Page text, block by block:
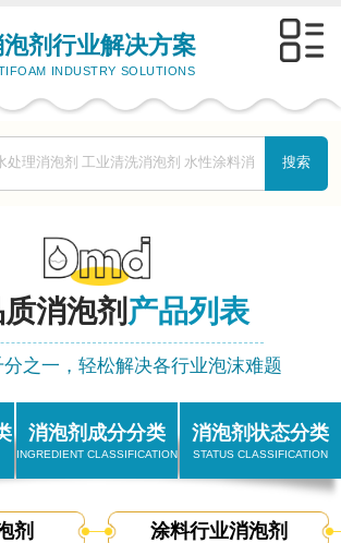
剂行业解决方案
INDUSTRY SOLUTIONS
消泡剂 产品列表
分之一，轻松解决各行业泡沫难题
剂 涂料行业消泡剂
消泡剂成分分类
INGREDIENT CLASSIFICATION
消泡剂状态分类
STATUS CLASSIFICATION